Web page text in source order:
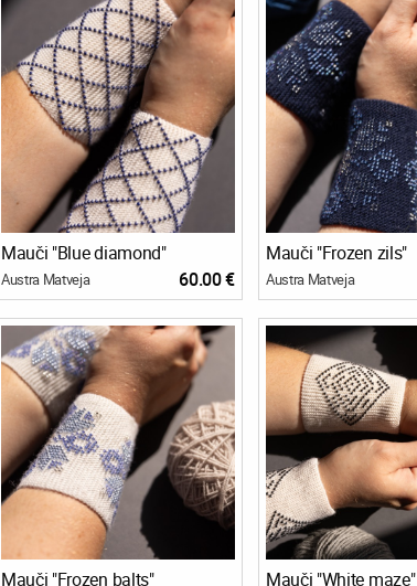
Mauči "Blue diamond"
Austra Matveja 60.00 €
Mauči "Frozen zils"
Austra Matveja
Mauči "Frozen balts" Mauči "White maze"